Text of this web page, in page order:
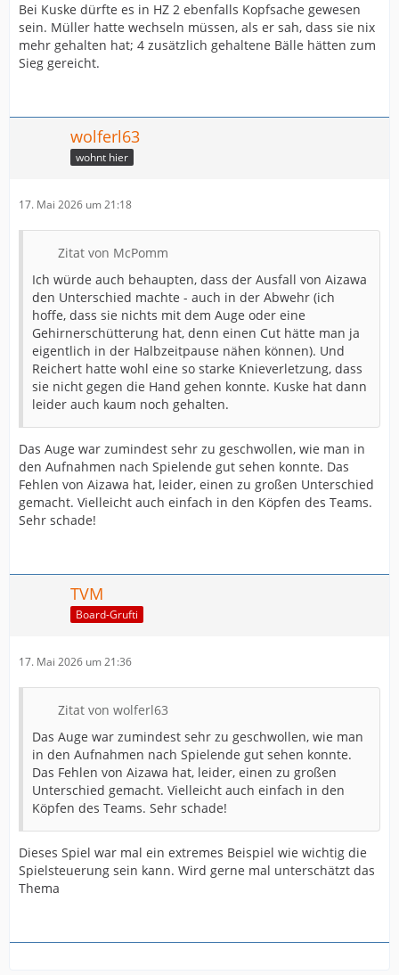
Bei Kuske dürfte es in HZ 2 ebenfalls Kopfsache gewesen
sein. Müller hatte wechseln müssen, als er sah, dass sie nix
mehr gehalten hat; 4 zusätzlich gehaltene Bälle hätten zum
Sieg gereicht.
wolferl63
wohnt hier
17. Mai 2026 um 21:18
Zitat von McPomm
Ich würde auch behaupten, dass der Ausfall von Aizawa
den Unterschied machte - auch in der Abwehr (ich
hoffe, dass sie nichts mit dem Auge oder eine
Gehirnerschütterung hat, denn einen Cut hätte man ja
eigentlich in der Halbzeitpause nähen können). Und
Reichert hatte wohl eine so starke Knieverletzung, dass
sie nicht gegen die Hand gehen konnte. Kuske hat dann
leider auch kaum noch gehalten.
Das Auge war zumindest sehr zu geschwollen, wie man in
den Aufnahmen nach Spielende gut sehen konnte. Das
Fehlen von Aizawa hat, leider, einen zu großen Unterschied
gemacht. Vielleicht auch einfach in den Köpfen des Teams.
Sehr schade!
TVM
Board-Grufti
17. Mai 2026 um 21:36
Zitat von wolferl63
Das Auge war zumindest sehr zu geschwollen, wie man
in den Aufnahmen nach Spielende gut sehen konnte.
Das Fehlen von Aizawa hat, leider, einen zu großen
Unterschied gemacht. Vielleicht auch einfach in den
Köpfen des Teams. Sehr schade!
Dieses Spiel war mal ein extremes Beispiel wie wichtig die
Spielsteuerung sein kann. Wird gerne mal unterschätzt das
Thema